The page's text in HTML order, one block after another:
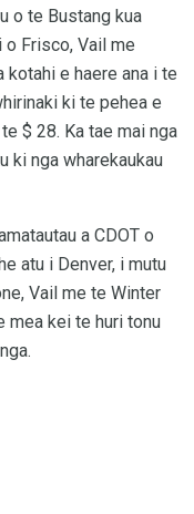
o te Bustang kua
o Frisco, Vail me
kotahi e haere ana i te
ki te pehea e
$ 28. Ka tae mai nga
ki nga wharekaukau
a CDOT o
atu i Denver, i mutu
Vail me te Winter
mea kei te huri tonu